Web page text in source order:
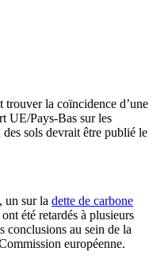
trouver la coïncidence d’une
UE/Pays-Bas sur les
sols devrait être publié le
un sur la dette de carbone
été retardés à plusieurs
conclusions au sein de la
européenne.